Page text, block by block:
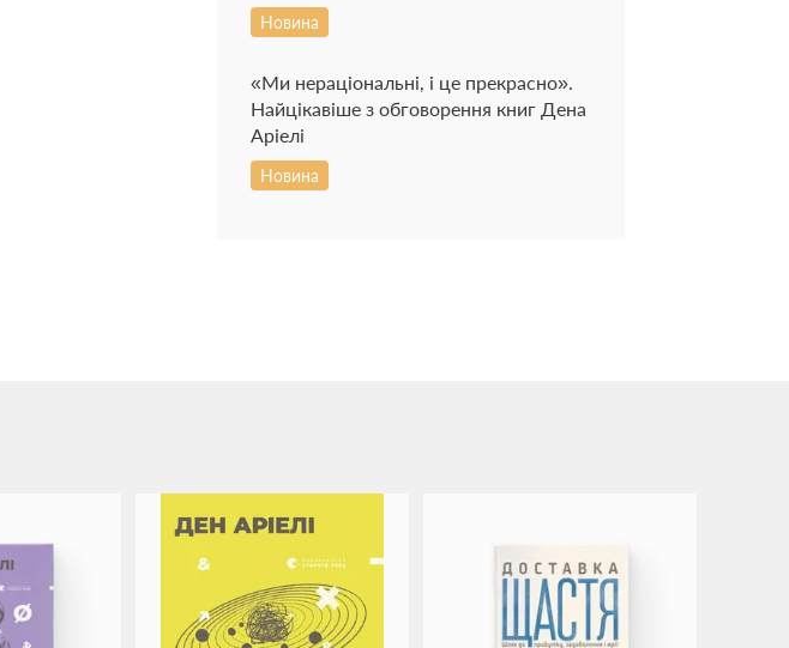
Новина
«Ми нераціональні, і це прекрасно».
Найцікавіше з обговорення книг Дена
Аріелі
Новина